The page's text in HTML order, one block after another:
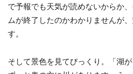
で予報でも天気が読めないからか
ムが終了したのかわかりませんが
す。
そして景色を見てびっくり。「湖